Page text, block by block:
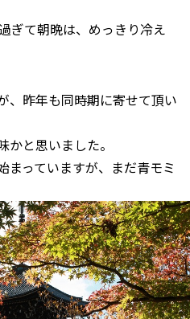
ぎて朝晩は、めっきり冷え
、昨年も同時期に寄せて頂い
と思いました。
まっていますが、まだ青モミ